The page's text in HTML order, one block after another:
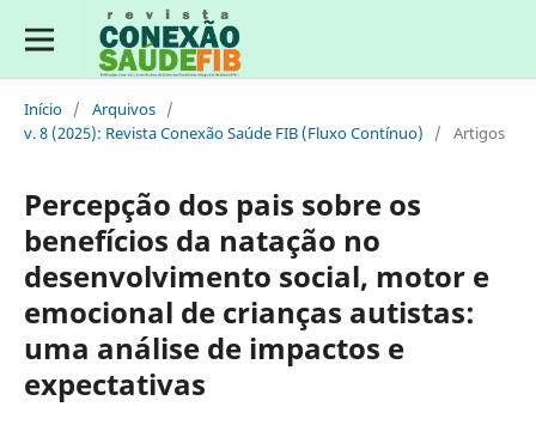
Início / Arquivos /
v. 8 (2025): Revista Conexão Saúde FIB (Fluxo Contínuo)
/ Artigos
Percepção dos pais sobre os
benefícios da natação no
desenvolvimento social, motor e
emocional de crianças autistas:
uma análise de impactos e
expectativas